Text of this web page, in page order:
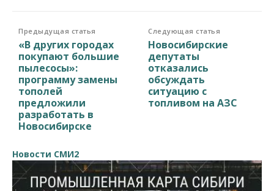
Предыдущая статья
«В других городах
покупают большие
пылесосы»:
программу замены
тополей
предложили
разработать в
Новосибирске
Следующая статья
Новосибирские
депутаты
отказались
обсуждать
ситуацию с
топливом на АЗС
Новости СМИ2